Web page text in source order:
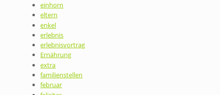
einhorn
eltern
enkel
erlebnis
erlebnisvortrag
Ernährung
extra
familienstellen
februar